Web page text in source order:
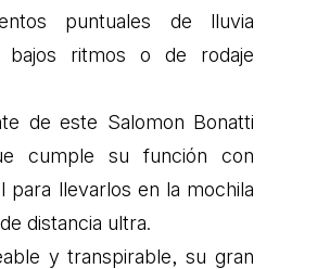
puntuales de lluvia
bajos ritmos o de rodaje
de este Salomon Bonatti
cumple su función con
para llevarlos en la mochila
distancia ultra.
y transpirable, su gran